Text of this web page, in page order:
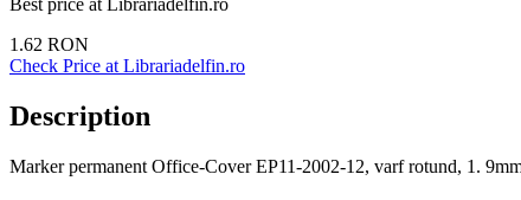
1.62 RON
Check Price at Librariadelfin.ro
Description
Marker permanent Office-Cover EP11-2002-12, varf rotund, 1.